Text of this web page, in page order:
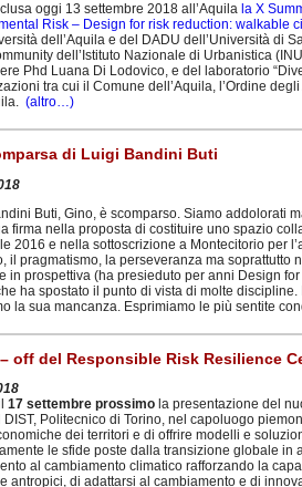
oggi 13 settembre 2018 all’Aquila la X
Risk – Design for risk reduction: walkable
dell’Aquila e del DADU dell’Università di
dell’Istituto Nazionale di Urbanistica
Phd Luana Di Lodovico, e del laboratorio
tra cui il Comune dell’Aquila, l’Ordine
(altro…)
di Luigi Bandini Buti
Buti, Gino, è scomparso. Siamo addolorati
firma nella proposta di costituire uno spazio
2016 e nella sottoscrizione a Montecitorio per
il pragmatismo, la perseveranza ma soprattutto
in prospettiva (ha presieduto per anni Design
ha spostato il punto di vista di molte
la sua mancanza. Esprimiamo le più sentite
off del Responsible Risk Resilience
17 settembre prossimo la presentazione del
DIST, Politecnico di Torino, nel capoluogo
dei territori e di offrire modelli e
le sfide poste dalla transizione globale
al cambiamento climatico rafforzando la
antropici, di adattarsi al cambiamento e di